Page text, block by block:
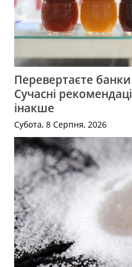
Перевертаєте банки
Сучасні
інакше
Субота, 8 Серпня, 2026